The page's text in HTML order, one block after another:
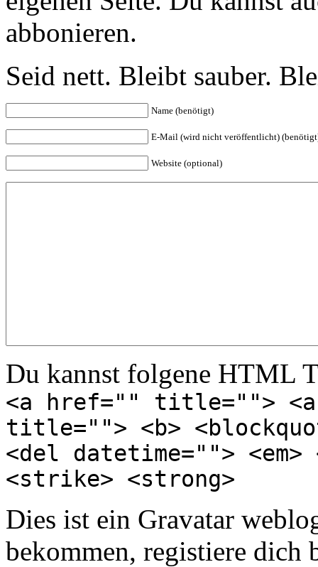
abbonieren.
Seid nett. Bleibt sauber.
Name (benötigt)
E-Mail (wird nicht veröffentlicht)
Website (optional)
Du kannst folgene HTML
<a href="" title="">
title=""> <b>
<del datetime="">
<strike> <strong>
Dies ist ein Gravatar
bekommen, registiere dich